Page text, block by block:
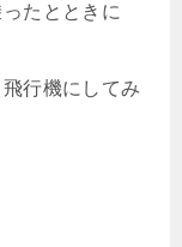
たとときに
行機にしてみ